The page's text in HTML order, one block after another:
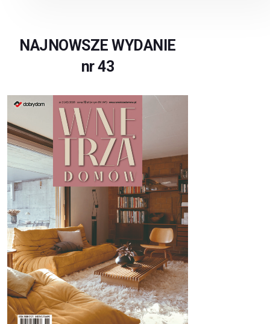
NAJNOWSZE WYDANIE
nr 43